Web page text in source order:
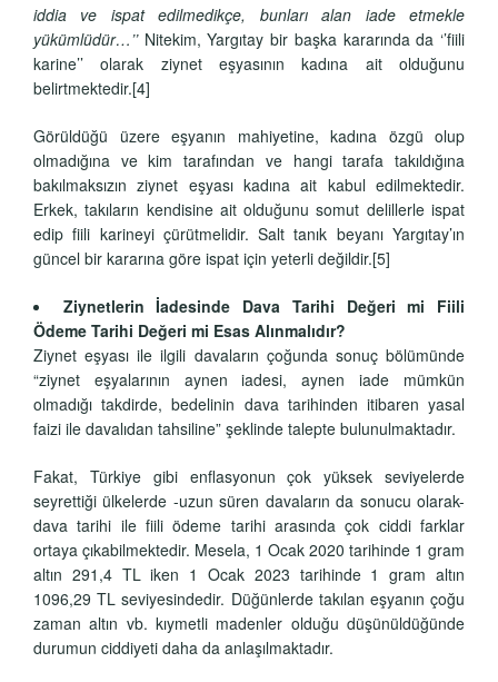
iddia ve ispat edilmedikçe, bunları alan iade etmekle
yükümlüdür…’’ Nitekim, Yargıtay bir başka kararında da ‘’fiili
karine’’ olarak ziynet eşyasının kadına ait olduğunu
belirtmektedir.[4]
Görüldüğü üzere eşyanın mahiyetine, kadına özgü olup
olmadığına ve kim tarafından ve hangi tarafa takıldığına
bakılmaksızın ziynet eşyası kadına ait kabul edilmektedir.
Erkek, takıların kendisine ait olduğunu somut delillerle ispat
edip fiili karineyi çürütmelidir. Salt tanık beyanı Yargıtay’ın
güncel bir kararına göre ispat için yeterli değildir.[5]
Ziynetlerin İadesinde Dava Tarihi Değeri mi Fiili
Ödeme Tarihi Değeri mi Esas Alınmalıdır?
Ziynet eşyası ile ilgili davaların çoğunda sonuç bölümünde
“ziynet eşyalarının aynen iadesi, aynen iade mümkün
olmadığı takdirde, bedelinin dava tarihinden itibaren yasal
faizi ile davalıdan tahsiline” şeklinde talepte bulunulmaktadır.
Fakat, Türkiye gibi enflasyonun çok yüksek seviyelerde
seyrettiği ülkelerde -uzun süren davaların da sonucu olarak-
dava tarihi ile fiili ödeme tarihi arasında çok ciddi farklar
ortaya çıkabilmektedir. Mesela, 1 Ocak 2020 tarihinde 1 gram
altın 291,4 TL iken 1 Ocak 2023 tarihinde 1 gram altın
1096,29 TL seviyesindedir. Düğünlerde takılan eşyanın çoğu
zaman altın vb. kıymetli madenler olduğu düşünüldüğünde
durumun ciddiyeti daha da anlaşılmaktadır.